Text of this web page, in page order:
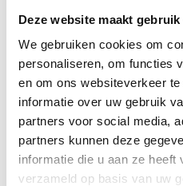
Deze website maakt
We gebruiken cookies om
personaliseren, om functies
en om ons websiteverkeer
informatie over uw gebruik
partners voor social media,
partners kunnen deze
informatie die u aan ze
verzameld op basis van uw
hergebruiken of te
met lokale
conforme praktijken
economie
Rapportage en
uitgebreide
zorgen voor de
om aan alle